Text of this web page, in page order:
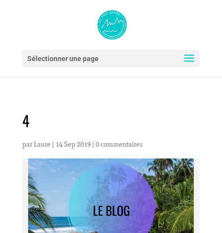
Sélectionner une page
4
par Laure | 14 Sep 2019| 0 commentaires